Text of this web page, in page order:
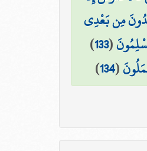
مِن بَعْدِي
(
133
)
(
134
)